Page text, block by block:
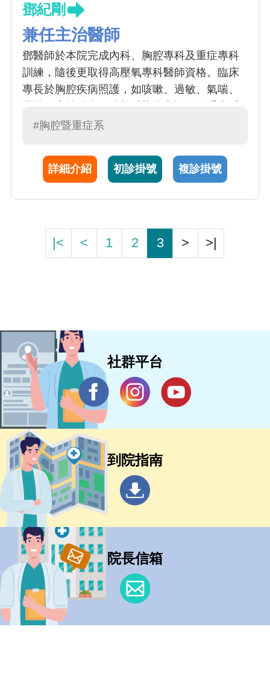
鄧紀剛
兼任主治醫師
鄧醫師於本院完成內科、胸腔專科及重症專科
訓練，隨後更取得高壓氧專科醫師資格。臨床
專長於胸腔疾病照護，如咳嗽、過敏、氣喘、
吸治療。鄧醫師是一位願意傾聽病患狀況的醫
#胸腔暨重症系
詳細介紹 初診掛號 複診掛號
|< < 1 2 3 > >|
社群平台
到院指南
院長信箱